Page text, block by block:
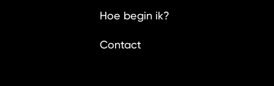
Hoe begin ik?
Contact